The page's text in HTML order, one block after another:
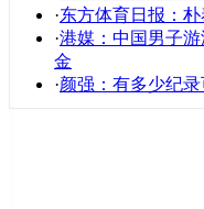
·东方体育日报：
·港媒：中国男子
金
·颜强：有多少纪录